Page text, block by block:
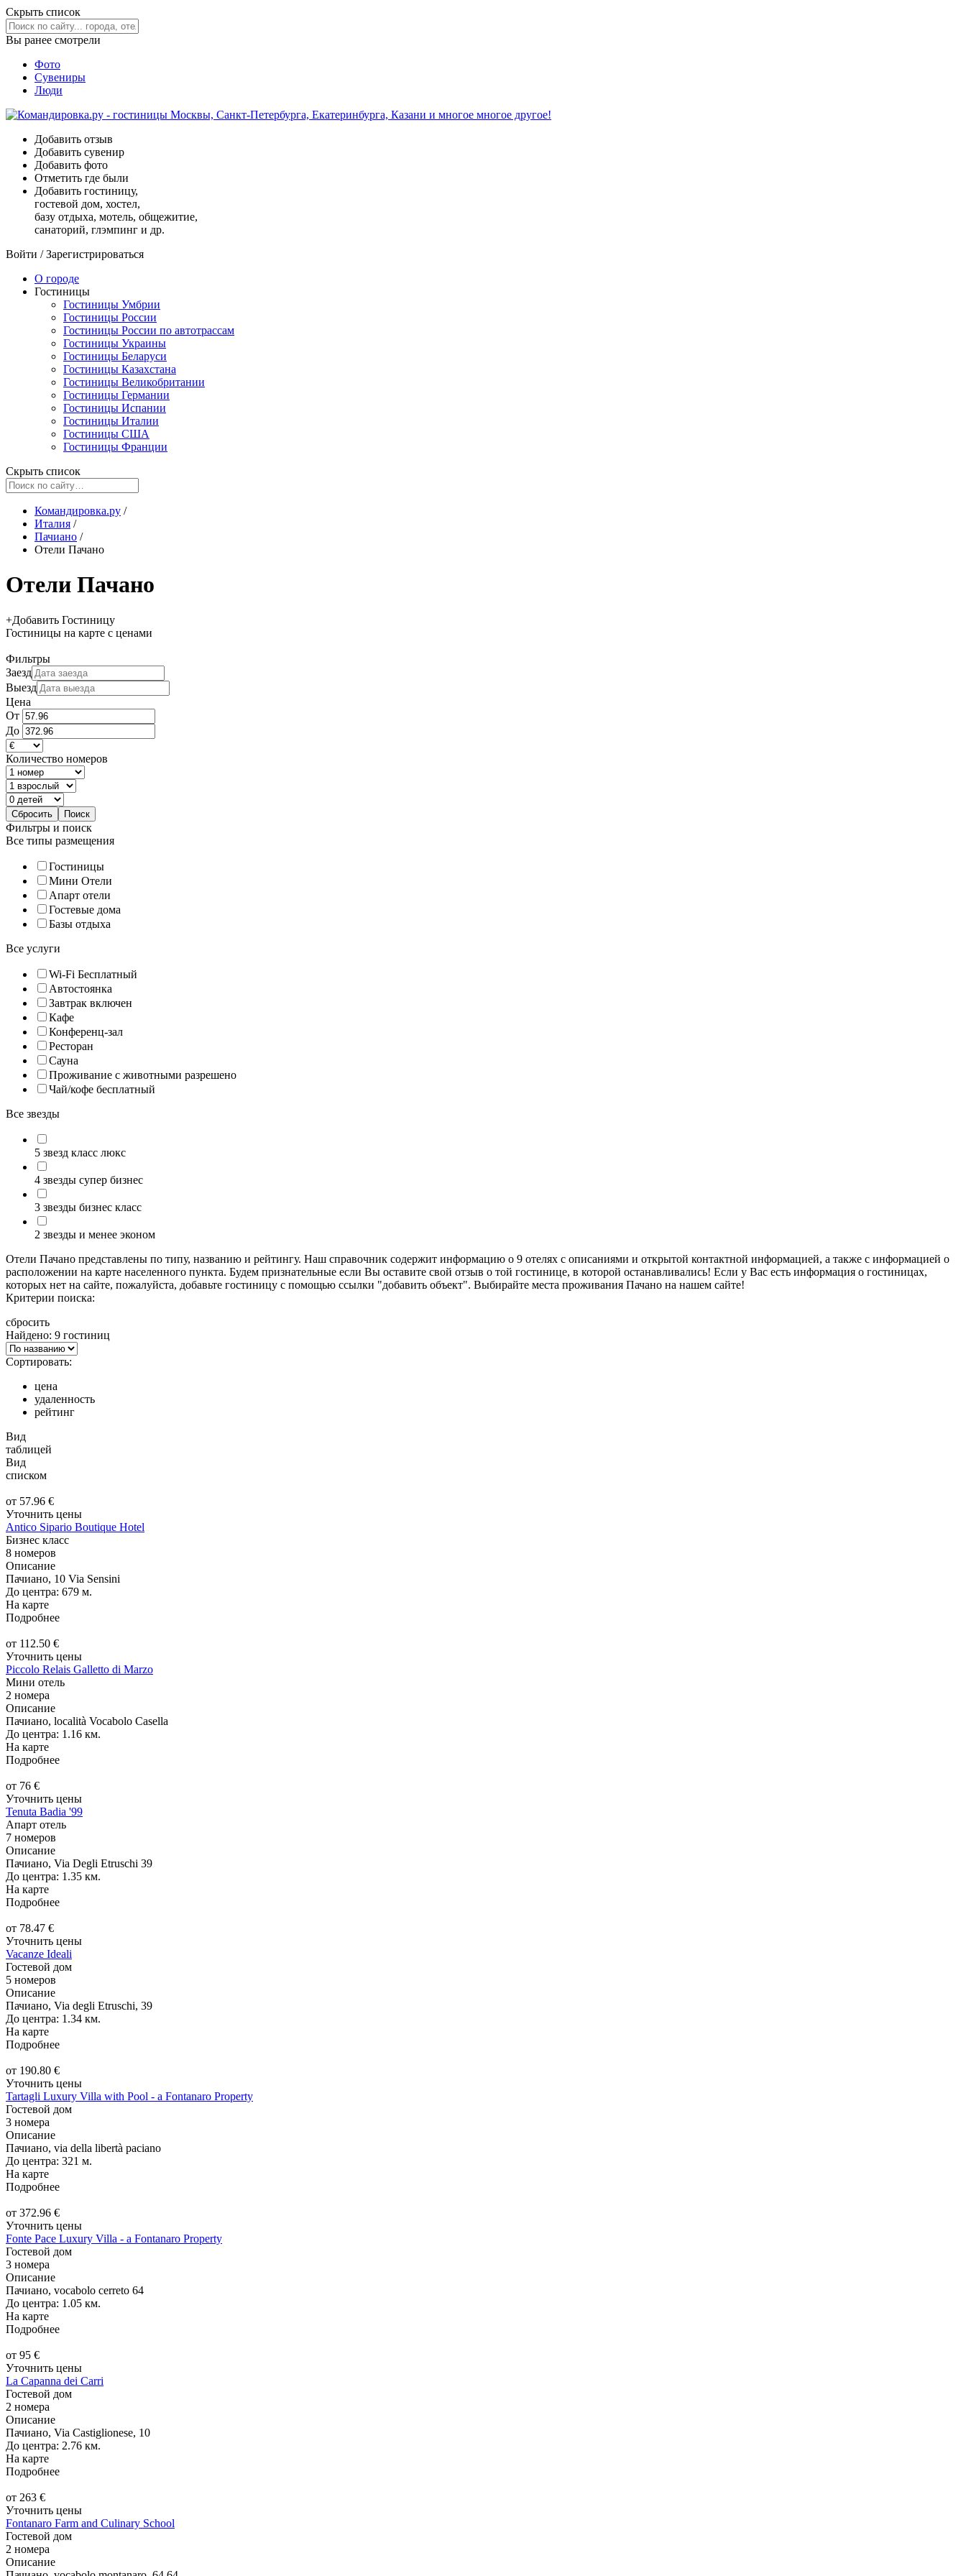
Скрыть список
Вы ранее смотрели
Фото
Сувениры
Люди
Добавить отзыв
Добавить сувенир
Добавить фото
Отметить где были
Добавить гостиницу,
гостевой дом, хостел,
базу отдыха, мотель, общежитие,
санаторий, глэмпинг и др.
Войти /Зарегистрироваться
О городе
Гостиницы
Гостиницы Умбрии
Гостиницы России
Гостиницы России по автотрассам
Гостиницы Украины
Гостиницы Беларуси
Гостиницы Казахстана
Гостиницы Великобритании
Гостиницы Германии
Гостиницы Испании
Гостиницы Италии
Гостиницы США
Гостиницы Франции
Скрыть список
Командировка.ру /
Италия /
Пачиано /
Отели Пачано
Отели Пачано
+Добавить Гостиницу
Гостиницы на карте с ценами
Фильтры
Заезд
Выезд
Цена
От
До
Количество номеров
Фильтры и поиск
Все типы размещения
Гостиницы
Мини Отели
Апарт отели
Гостевые дома
Базы отдыха
Все услуги
Wi-Fi Бесплатный
Автостоянка
Завтрак включен
Кафе
Конференц-зал
Ресторан
Сауна
Проживание с животными разрешено
Чай/кофе бесплатный
Все звезды
5 звезд класс люкс
4 звезды супер бизнес
3 звезды бизнес класс
2 звезды и менее эконом
Отели Пачано представлены по типу, названию и рейтингу. Наш справочник содержит информацию о 9 отелях с описаниями и открытой контактной информацией, а также с информацией о
расположении на карте населенного пункта. Будем признательные если Вы оставите свой отзыв о той гостинице, в которой останавливались! Если у Вас есть информация о гостиницах,
которых нет на сайте, пожалуйста, добавьте гостиницу с помощью ссылки "добавить объект". Выбирайте места проживания Пачано на нашем сайте!
Критерии поиска:
сбросить
Найдено: 9 гостиниц
Сортировать:
цена
удаленность
рейтинг
Вид
таблицей
Вид
списком
от 57.96 €
Уточнить цены
Antico Sipario Boutique Hotel
Бизнес класс
8 номеров
Описание
Пачиано, 10 Via Sensini
До центра: 679 м.
На карте
Подробнее
от 112.50 €
Уточнить цены
Piccolo Relais Galletto di Marzo
Мини отель
2 номера
Описание
Пачиано, località Vocabolo Casella
До центра: 1.16 км.
На карте
Подробнее
от 76 €
Уточнить цены
Tenuta Badia '99
Апарт отель
7 номеров
Описание
Пачиано, Via Degli Etruschi 39
До центра: 1.35 км.
На карте
Подробнее
от 78.47 €
Уточнить цены
Vacanze Ideali
Гостевой дом
5 номеров
Описание
Пачиано, Via degli Etruschi, 39
До центра: 1.34 км.
На карте
Подробнее
от 190.80 €
Уточнить цены
Tartagli Luxury Villa with Pool - a Fontanaro Property
Гостевой дом
3 номера
Описание
Пачиано, via della libertà paciano
До центра: 321 м.
На карте
Подробнее
от 372.96 €
Уточнить цены
Fonte Pace Luxury Villa - a Fontanaro Property
Гостевой дом
3 номера
Описание
Пачиано, vocabolo cerreto 64
До центра: 1.05 км.
На карте
Подробнее
от 95 €
Уточнить цены
La Capanna dei Carri
Гостевой дом
2 номера
Описание
Пачиано, Via Castiglionese, 10
До центра: 2.76 км.
На карте
Подробнее
от 263 €
Уточнить цены
Fontanaro Farm and Culinary School
Гостевой дом
2 номера
Описание